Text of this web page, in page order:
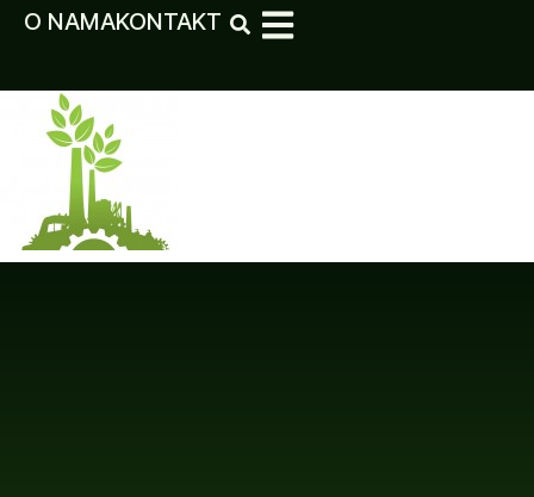
O NAMAKONTAKT